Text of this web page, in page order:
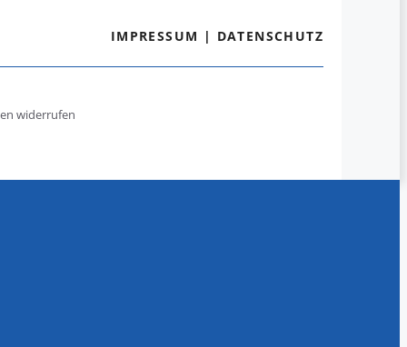
IMPRESSUM | DATENSCHUTZ
widerrufen